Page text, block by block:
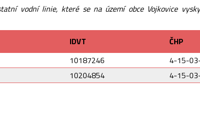
vodní linie, které se na území obce Vojkovice
IDVT
ČHP
10187246
4-15-
10204854 4-15-